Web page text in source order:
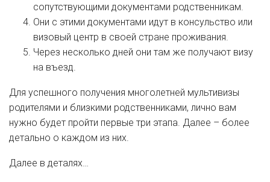
сопутствующими документами родственникам.
Они с этими документами идут в консульство или
визовый центр в своей стране проживания.
Через несколько дней они там же получают визу
на въезд.
Для успешного получения многолетней мультивизы
родителями и близкими родственниками, лично вам
нужно будет пройти первые три этапа. Далее – более
детально о каждом из них.
Далее в деталях…